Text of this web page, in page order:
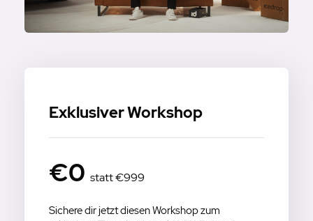
Exklusiver Workshop
€0 statt €999
Sichere dir jetzt diesen Workshop zum